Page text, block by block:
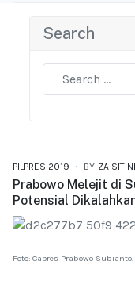
Search
PILPRES 2019 BY ZA
Prabowo Melejit di
Potensial
Foto: Capres Prabowo